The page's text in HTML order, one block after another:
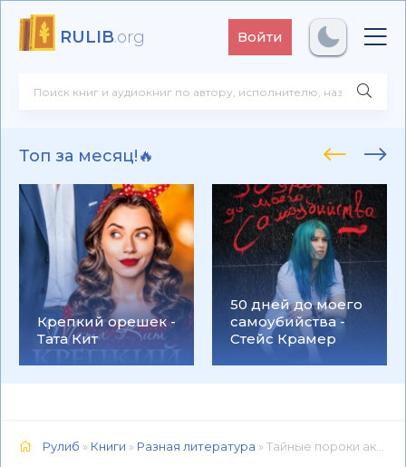
RULIB.org Войти
Топ за месяц!🔥
Крепкий орешек -
Тата Кит
50 дней до моего
самоубийства -
Стейс Крамер
Рулиб » Книги » Разная литература » Тайные пороки академиков - Алексей Елисеевич Крученых 📕 - Книга онлайн бесплатно